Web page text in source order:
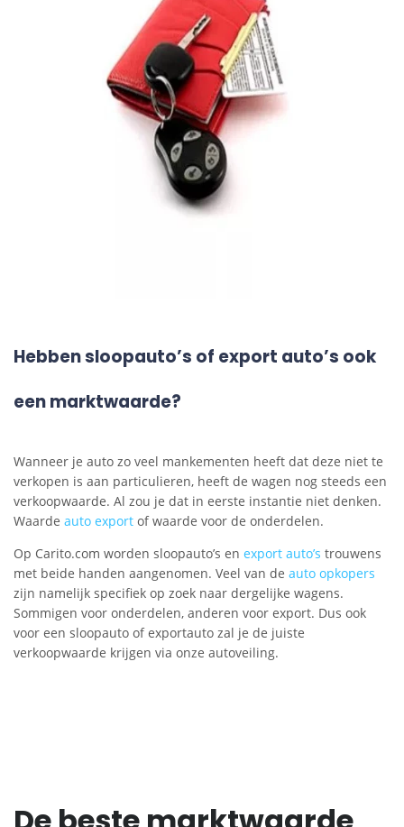
Hebben sloopauto’s of export auto’s ook
een marktwaarde?
Wanneer je auto zo veel mankementen heeft dat deze niet te
verkopen is aan particulieren, heeft de wagen nog steeds een
verkoopwaarde. Al zou je dat in eerste instantie niet denken.
Waarde auto export of waarde voor de onderdelen.
Op Carito.com worden sloopauto’s en export auto’s trouwens
met beide handen aangenomen. Veel van de auto opkopers
zijn namelijk specifiek op zoek naar dergelijke wagens.
Sommigen voor onderdelen, anderen voor export. Dus ook
voor een sloopauto of exportauto zal je de juiste
verkoopwaarde krijgen via onze autoveiling.